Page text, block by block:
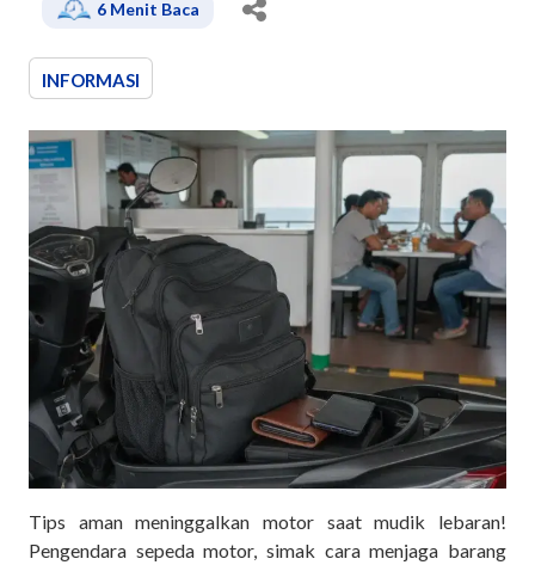
6 Menit Baca
INFORMASI
Tips aman meninggalkan motor saat mudik lebaran!
Pengendara sepeda motor, simak cara menjaga barang